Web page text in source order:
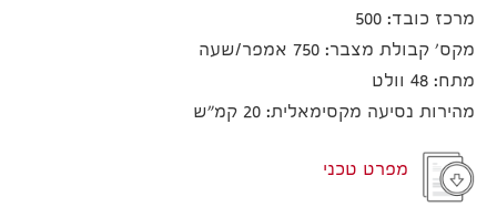
מרכז כובד: 500
מקס' קבולת מצבר: 750 אמפר/שעה
מתח: 48 וולט
מהירות נסיעה מקסימאלית: 20 קמ"ש
מפרט טכני